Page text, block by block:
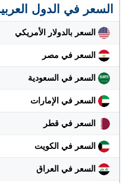
السعر في الدول
السعر بالدولار الأمريكي
السعر في مصر
السعر في السعودية
السعر في الإمارات
السعر في قطر
السعر في الكويت
السعر في العراق